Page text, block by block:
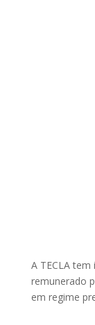
A TECLA
remunerado
em regime